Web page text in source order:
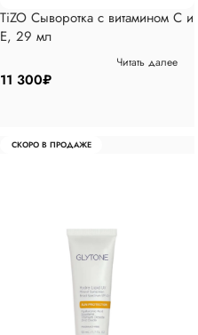
TiZO Сыворотка с витамином С и
Е, 29 мл
11 300₽
Читать далее
СКОРО В ПРОДАЖЕ